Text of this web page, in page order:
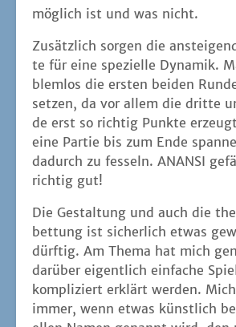
bet­tung ist sicher­lich etwas
dar­über eigent­lich ein­fa­che
kom­pli­ziert erklärt wer­den.
immer, wenn etwas künst­lich
el­len Namen genannt wird, den
somit zusätz­lich mer­ken
spie­len­den emp­fan­den die
lig bunt, aber zumin­dest gibt
lich kei­ne Pro­ble­me bei
Etwas unglück­lich ist nur die
die Zah­len­wer­te ledig­lich auf
anzu­ord­nen, was man­chen
Gewohn­hei­ten zuwi­der ist.
Sym­bo­le für die zu neh­men­den
Kar­ten hät­ten ger­ne etwas
cher sein kön­nen. Dahin­ge­gen